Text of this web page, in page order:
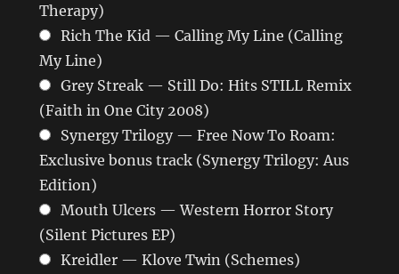
Therapy)
Rich The Kid — Calling My Line (Calling
My Line)
Grey Streak — Still Do: Hits STILL Remix
(Faith in One City 2008)
Synergy Trilogy — Free Now To Roam:
Exclusive bonus track (Synergy Trilogy: Aus
Edition)
Mouth Ulcers — Western Horror Story
(Silent Pictures EP)
Kreidler — Klove Twin (Schemes)